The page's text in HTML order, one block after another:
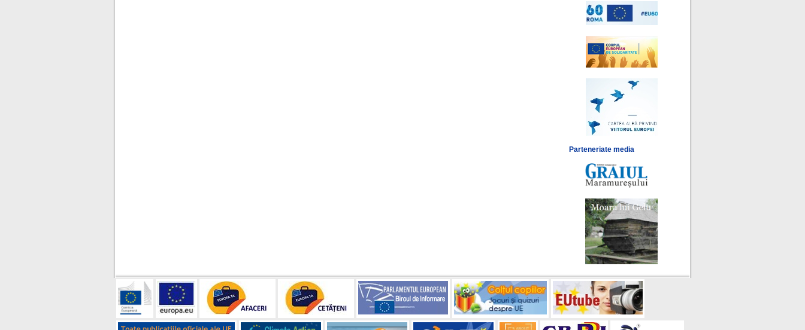
Parteneriate media